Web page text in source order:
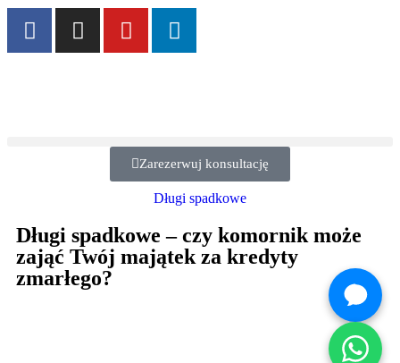
Zarezerwuj konsultację
Długi spadkowe
Długi spadkowe – czy komornik może
zająć Twój majątek za kredyty
zmarłego?